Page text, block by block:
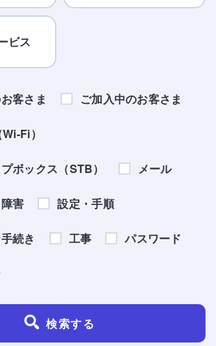
ビス
客さま ご加入中のお客さま
Fi）
ボックス（STB） メール
害 設定・手順
続き 工事 パスワード
検索する